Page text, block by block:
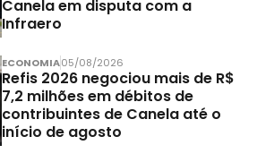
Canela em disputa com a
Infraero
ECONOMIA05/08/2026
Refis 2026 negociou mais de R$
7,2 milhões em débitos de
contribuintes de Canela até o
início de agosto